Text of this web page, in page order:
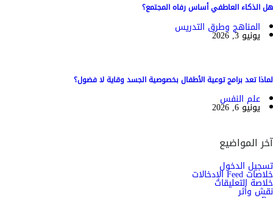
هل الذكاء العاطفي أساس رفاه المجتمع؟
المناهج وطرق التدريس
يونيو 3, 2026
لماذا تعد برامج توعية الأطفال بخصوصية الجسد وقاية لا فضول؟
علم النفس
يونيو 6, 2026
آخر المواضيع
تسجيل الدخول
خلاصات Feed الإدخالات
خلاصة التعليقات
نقش وأثر